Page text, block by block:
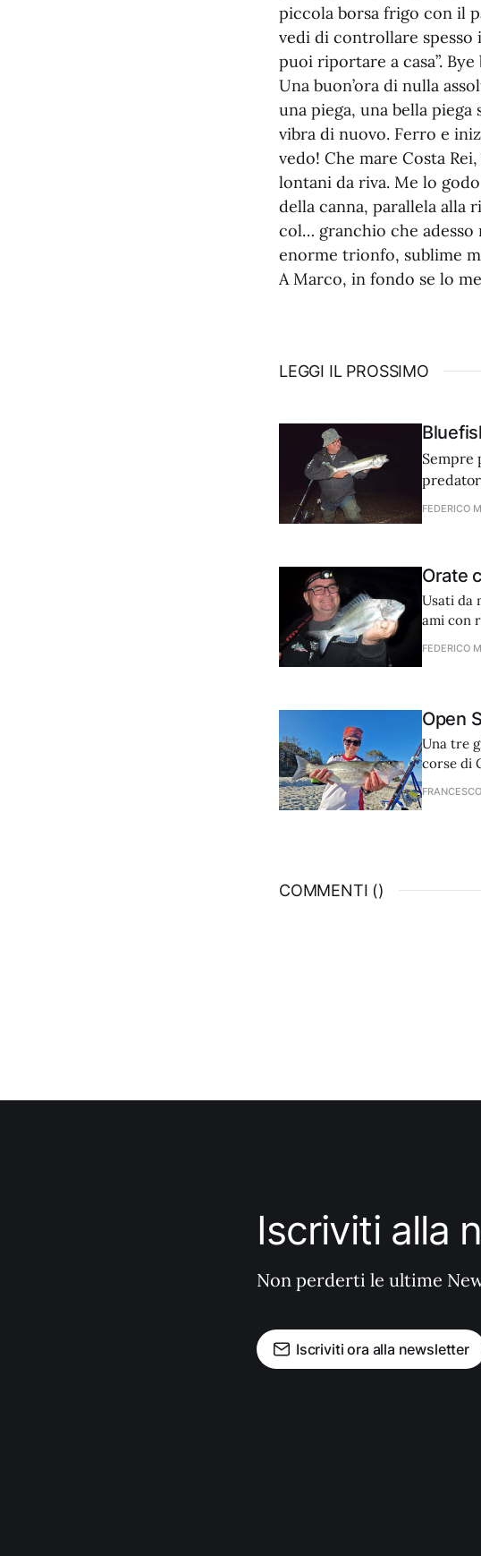
piccola borsa frigo con il
vedi di controllare spesso
puoi riportare a casa”.
Una buon’ora di nulla
una piega, una bella
vibra di nuovo. Ferro e
vedo! Che mare Costa
lontani da riva. Me lo
della canna, parallela alla
col… granchio che
enorme trionfo, sublime
A Marco, in fondo se lo
LEGGI IL PROSSIMO
Sempre
FEDERICO
Orate
Usati da
ami con
FEDERICO
Open
Una tre
corse di
COMMENTI ()
Iscriviti alla
Non perderti le ultime
Iscriviti ora alla newsletter